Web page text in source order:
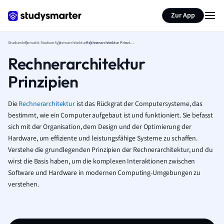
Zur App
StudiumInformatik StudiumSystemarchitektur Rechnerarchitektur Prinzipien
Rechnerarchitektur
Prinzipien
DieRechnerarchitekturist das Rückgrat der Computersysteme, das
bestimmt, wie ein Computer aufgebaut ist und funktioniert. Sie befasst
sich mit der Organisation, dem Design und der Optimierung der
Hardware, um effiziente und leistungsfähige Systeme zu schaffen.
Verstehe die grundlegenden Prinzipien der Rechnerarchitektur, und du
wirst die Basis haben, um die komplexen Interaktionen zwischen
Software und Hardware in modernen Computing-Umgebungen zu
verstehen.